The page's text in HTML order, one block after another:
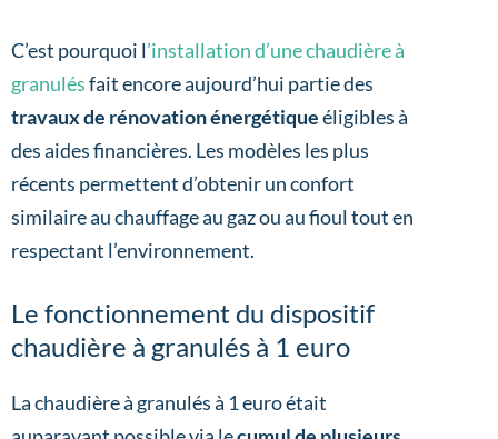
C’est pourquoi l’installation d’une chaudière à
granulésfait encore aujourd’hui partie des
travaux de rénovation énergétiqueéligibles à
des aides financières. Les modèles les plus
récents permettent d’obtenir un confort
similaire au chauffage au gaz ou au fioul tout en
respectant l’environnement.
Le fonctionnement du dispositif
chaudière à granulés à 1 euro
La chaudière à granulés à 1 euro était